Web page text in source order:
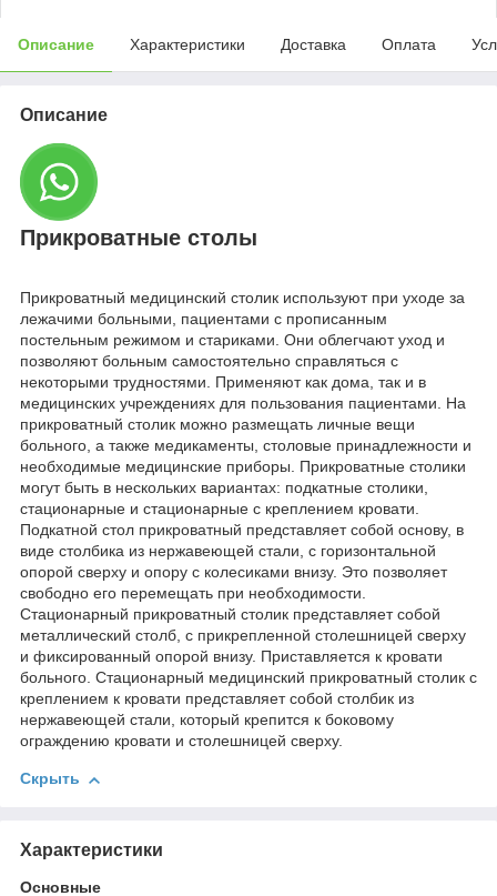
Описание Характеристики Доставка Оплата
Описание
Прикроватные столы
Прикроватный медицинский столик используют при уходе за
лежачими больными, пациентами с прописанным
постельным режимом и стариками. Они облегчают уход и
позволяют больным самостоятельно справляться с
некоторыми трудностями. Применяют как дома, так и в
медицинских учреждениях для пользования пациентами. На
прикроватный столик можно размещать личные вещи
больного, а также медикаменты, столовые принадлежности и
необходимые медицинские приборы. Прикроватные столики
могут быть в нескольких вариантах: подкатные столики,
стационарные и стационарные с креплением кровати.
Подкатной стол прикроватный представляет собой основу, в
виде столбика из нержавеющей стали, с горизонтальной
опорой сверху и опору с колесиками внизу. Это позволяет
свободно его перемещать при необходимости.
Стационарный прикроватный столик представляет собой
металлический столб, с прикрепленной столешницей сверху
и фиксированный опорой внизу. Приставляется к кровати
больного. Стационарный медицинский прикроватный столик с
креплением к кровати представляет собой столбик из
нержавеющей стали, который крепится к боковому
ограждению кровати и столешницей сверху.
Скрыть
Характеристики
Основные